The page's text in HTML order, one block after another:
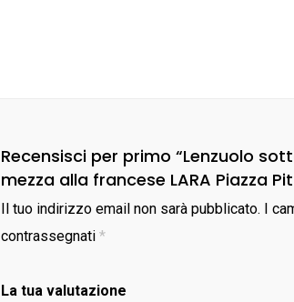
Recensisci per primo “Lenzuolo
mezza alla francese LARA Piazza
Il tuo indirizzo email non sarà pubblicato. I
contrassegnati*
La tua valutazione